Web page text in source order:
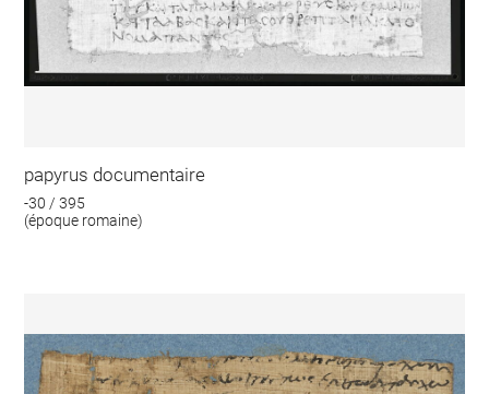
papyrus documentaire
-30 / 395
(époque romaine)